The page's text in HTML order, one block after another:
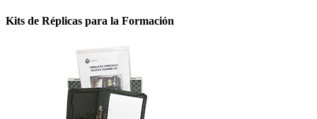
Kits de Réplicas para la Formación